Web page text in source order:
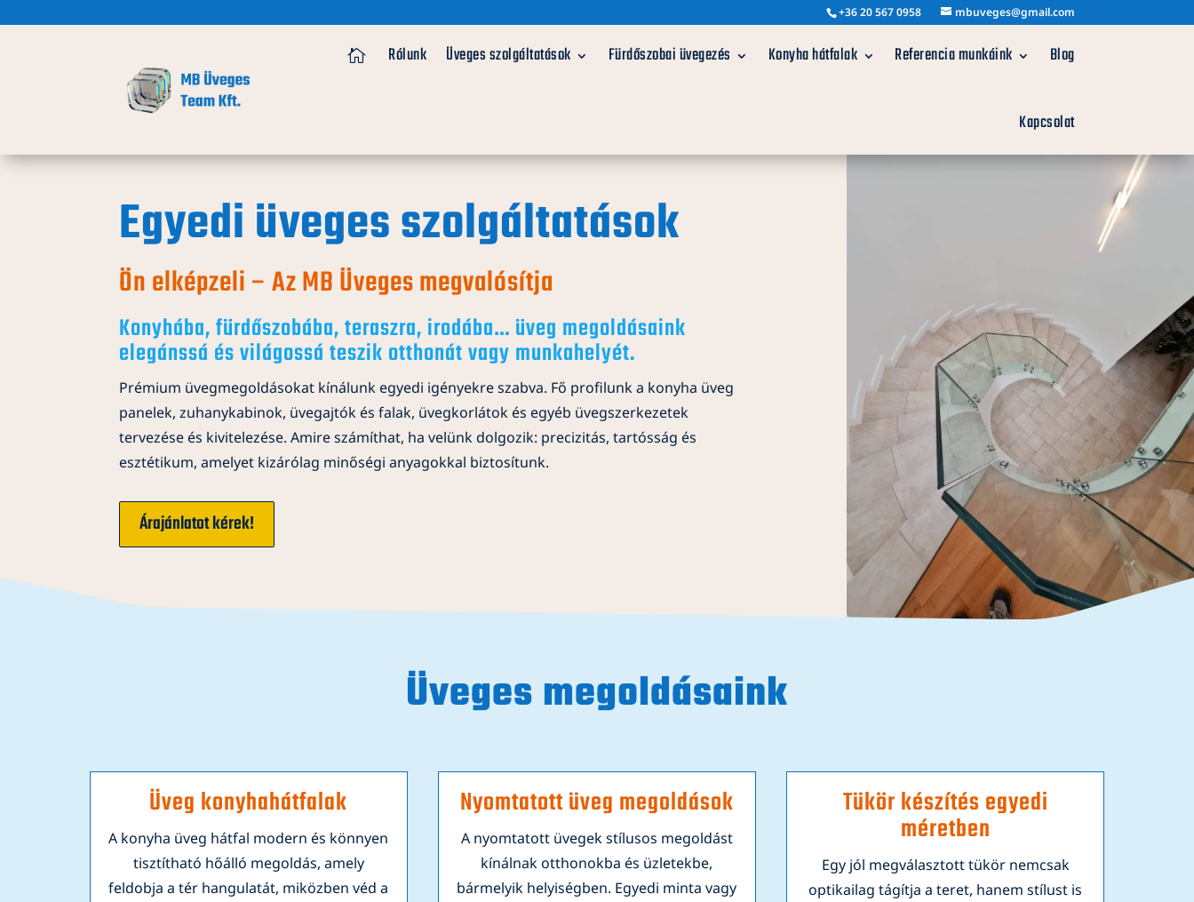
+36 20 567 0958 mbuveges@gmail.com
Rólunk Üveges szolgáltatások Fürdőszobai üvegezés Konyha hátfalak Referencia munkáink Blog
Kapcsolat
Egyedi üveges szolgáltatások
Ön elképzeli – Az MB Üveges megvalósítja
Konyhába, fürdőszobába, teraszra, irodába… üveg megoldásaink
elegánssá és világossá teszik otthonát vagy munkahelyét.
Prémium üvegmegoldásokat kínálunk egyedi igényekre szabva. Fő profilunk a konyha üveg
panelek, zuhanykabinok, üvegajtók és falak, üvegkorlátok és egyéb üvegszerkezetek
tervezése és kivitelezése. Amire számíthat, ha velünk dolgozik: precizitás, tartósság és
esztétikum, amelyet kizárólag minőségi anyagokkal biztosítunk.
Árajánlatot kérek!
Üveges megoldásaink
Üveg konyhahátfalak
A konyha üveg hátfal modern és könnyen
tisztítható hőálló megoldás, amely
feldobja a tér hangulatát, miközben véd a
Nyomtatott üveg megoldások
A nyomtatott üvegek stílusos megoldást
kínálnak otthonokba és üzletekbe,
bármelyik helyiségben. Egyedi minta vagy
Tükör készítés egyedi
méretben
Egy jól megválasztott tükör nemcsak
optikailag tágítja a teret, hanem stílust is